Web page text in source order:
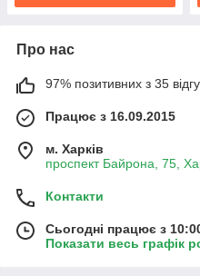
Про нас
97% позитивних з 35
Працює з 16.09.2015
м. Харків
проспект Байрона, 75,
Контакти
Сьогодні працює з
Показати весь графік